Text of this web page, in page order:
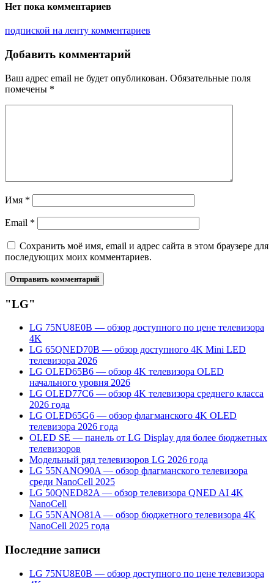
Нет пока комментариев
подпиской на ленту комментариев
Добавить комментарий
Ваш адрес email не будет опубликован. Обязательные поля
помечены *
Имя *
Email *
Сохранить моё имя, email и адрес сайта в этом браузере для
последующих моих комментариев.
"LG"
LG 75NU8E0B — обзор доступного по цене телевизора
4K
LG 65QNED70B — обзор доступного 4K Mini LED
телевизора 2026
LG OLED65B6 — обзор 4K телевизора OLED
начального уровня 2026
LG OLED77C6 — обзор 4K телевизора среднего класса
2026 года
LG OLED65G6 — обзор флагманского 4K OLED
телевизора 2026 года
OLED SE — панель от LG Display для более бюджетных
телевизоров
Модельный ряд телевизоров LG 2026 года
LG 55NANO90A — обзор флагманского телевизора
среди NanoCell 2025
LG 50QNED82A — обзор телевизора QNED AI 4K
NanoCell
LG 55NANO81A — обзор бюджетного телевизора 4K
NanoCell 2025 года
Последние записи
LG 75NU8E0B — обзор доступного по цене телевизора